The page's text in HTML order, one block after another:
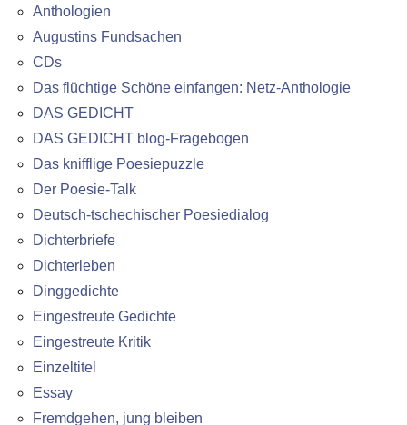
Anthologien
Augustins Fundsachen
CDs
Das flüchtige Schöne einfangen: Netz-Anthologie
DAS GEDICHT
DAS GEDICHT blog-Fragebogen
Das knifflige Poesiepuzzle
Der Poesie-Talk
Deutsch-tschechischer Poesiedialog
Dichterbriefe
Dichterleben
Dinggedichte
Eingestreute Gedichte
Eingestreute Kritik
Einzeltitel
Essay
Fremdgehen, jung bleiben